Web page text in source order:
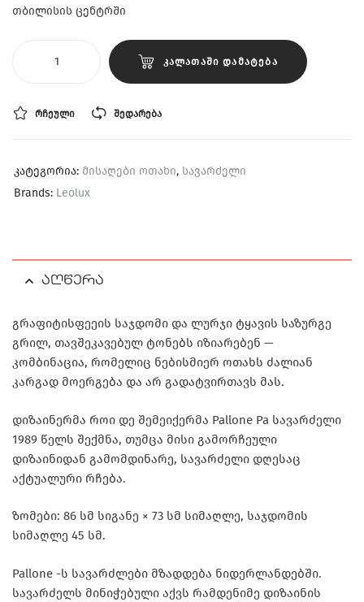
თბილისის ცენტრში
ᲙᲐᲚᲐᲗᲐᲨᲘ ᲓᲐᲛᲐᲢᲔᲑᲐ
ᲠᲩᲔᲣᲚᲘ ᲨᲔᲓᲐᲠᲔᲑᲐ
კატეგორია: მისაღები ოთახი, სავარძელი
Brands: Leolux
აღწერა
გრაფიტისფეეის საჯდომი და ლურჯი ტყავის საზურგე
გრილ, თავშეკავებულ ტონებს იზიარებენ —
კომბინაცია, რომელიც ნებისმიერ ოთახს ძალიან
კარგად მოერგება და არ გადატვირთავს მას.
დიზაინერმა როი დე შემეიქერმა Pallone Pa სავარძელი
1989 წელს შექმნა, თუმცა მისი გამორჩეული
დიზაინიდან გამომდინარე, სავარძელი დღესაც
აქტუალური რჩება.
ზომები: 86 სმ სიგანე × 73 სმ სიმაღლე, საჯდომის
სიმაღლე 45 სმ.
Pallone -ს სავარძლები მზადდება ნიდერლანდებში.
სავარძელს მინიჭებული აქვს რამდენიმე დიზაინის